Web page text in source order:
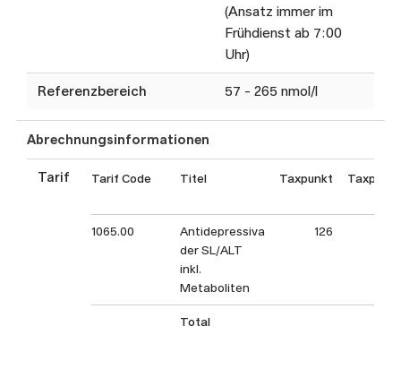
(Ansatz immer im
Frühdienst ab 7:00
Uhr)
Referenzbereich 57 - 265 nmol/l
Abrechnungsinformationen
Tarif Tarif Code Titel Taxpunkt
1065.00
Antidepressiva
der SL/ALT
inkl.
Metaboliten
126
Total